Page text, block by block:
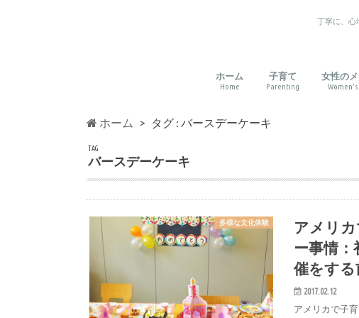
丁寧に、心
ホーム
Home
子育て
Parenting
女性の
ホーム タグ : バースデーケーキ
TAG
バースデーケーキ
多様な文化体験
アメリ
ー事情
催をする
2017.02.12
アメリカで子